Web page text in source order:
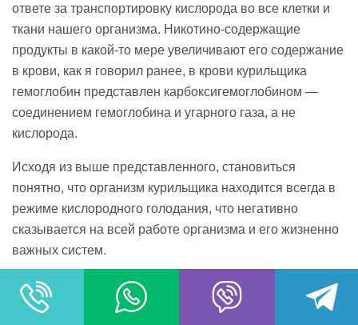
ответе за транспортировку кислорода во все клетки и
ткани нашего организма. Никотино-содержащие
продукты в какой-то мере увеличивают его содержание
в крови, как я говорил ранее, в крови курильщика
гемоглобин представлен карбоксигемоглобином —
соединением гемоглобина и угарного газа, а не
кислорода.
Исходя из выше представленного, становиться
понятно, что организм курильщика находится всегда в
режиме кислородного голодания, что негативно
сказывается на всей работе организма и его жизненно
важных систем.
У курильщиков так же всегда повышено количество
эритроцитов,
при чем не нормальных, а